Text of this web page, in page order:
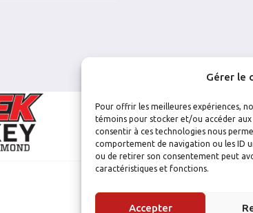
Gérer le
Pour offrir les meilleures expériences,
témoins pour stocker et/ou accéder
consentir à ces technologies nous
comportement de navigation ou les ID
ou de retirer son consentement peut
caractéristiques et fonctions.
Accepter